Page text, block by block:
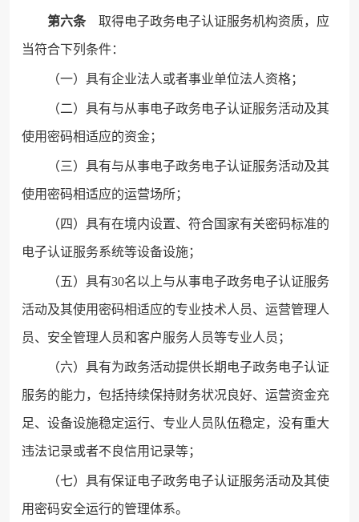
第六条取得电子政务电子认证服务机构资质，应
当符合下列条件：
（一）具有企业法人或者事业单位法人资格；
（二）具有与从事电子政务电子认证服务活动及其
使用密码相适应的资金；
（三）具有与从事电子政务电子认证服务活动及其
使用密码相适应的运营场所；
（四）具有在境内设置、符合国家有关密码标准的
电子认证服务系统等设备设施；
（五）具有30名以上与从事电子政务电子认证服务
活动及其使用密码相适应的专业技术人员、运营管理人
员、安全管理人员和客户服务人员等专业人员；
（六）具有为政务活动提供长期电子政务电子认证
服务的能力，包括持续保持财务状况良好、运营资金充
足、设备设施稳定运行、专业人员队伍稳定，没有重大
违法记录或者不良信用记录等；
（七）具有保证电子政务电子认证服务活动及其使
用密码安全运行的管理体系。